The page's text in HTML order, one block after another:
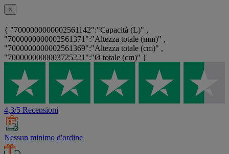
×
{ "7000000000002561142":"Capacità (L)" ,
"7000000000002561371":"Altezza totale (mm)" ,
"7000000000002561369":"Altezza totale (cm)" ,
"7000000000003725221":"Ø totale (cm)" }
4,3/5 Recensioni
Nessun minimo d'ordine